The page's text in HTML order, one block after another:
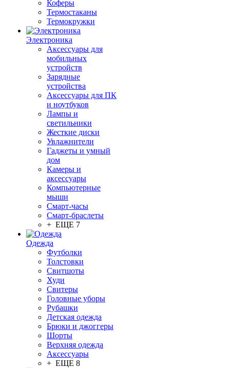
Коферы
Термостаканы
Термокружки
Электроника
Аксессуары для
мобильных
устройств
Зарядные
устройства
Аксессуары для ПК
и ноутбуков
Лампы и
светильники
Жесткие диски
Увлажнители
Гаджеты и умный
дом
Камеры и
аксессуары
Компьютерные
мыши
Смарт-часы
Смарт-браслеты
+ ЕЩЕ 7
Одежда
Футболки
Толстовки
Свитшоты
Худи
Свитеры
Головные уборы
Рубашки
Детская одежда
Брюки и джоггеры
Шорты
Верхняя одежда
Аксессуары
+ ЕЩЕ 8